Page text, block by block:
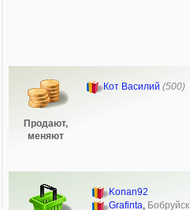
Продают,
меняют
Кот Василий (500)
Konan92
Grafinta, Бобруйск